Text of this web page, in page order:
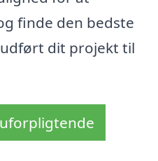
finde den bedste
dit projekt til